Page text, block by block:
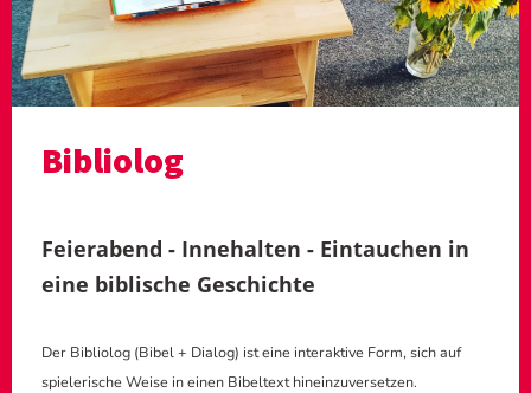
Bibliolog
Feierabend - Innehalten - Eintauchen in
eine biblische Geschichte
Der Bibliolog (Bibel + Dialog) ist eine interaktive Form, sich auf
spielerische Weise in einen Bibeltext hineinzuversetzen.